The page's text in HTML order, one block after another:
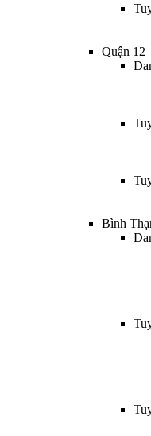
Quận 12
Bình